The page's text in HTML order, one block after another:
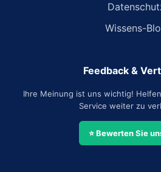
Wissens-
Feedback &
Ihre Meinung ist uns wichtig!
Service weiter zu
⭐ Bewerten Sie